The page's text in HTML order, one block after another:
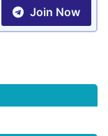
Join Now